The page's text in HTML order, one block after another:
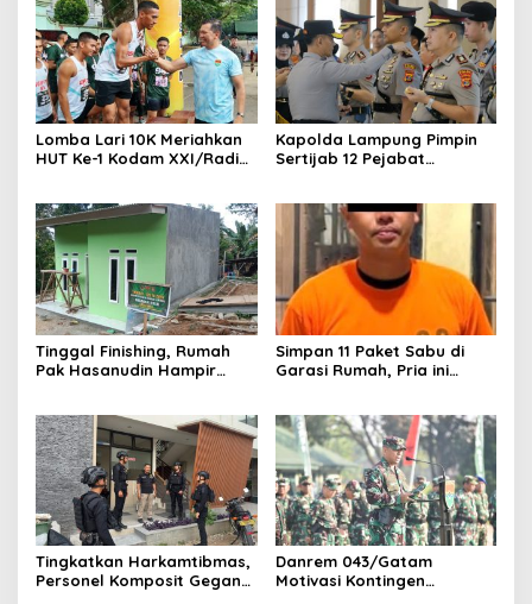
Lomba Lari 10K Meriahkan
HUT Ke-1 Kodam XXI/Radin
Kapolda Lampung Pimpin
Sertijab 12 Pejabat
Polri Presisi
Tinggal Finishing, Rumah
Pak Hasanudin Hampir
Membangun Desa)
Simpan 11 Paket Sabu di
Garasi Rumah, Pria ini
Tingkatkan Harkamtibmas,
Personel Komposit Gegana
Danrem 043/Gatam
Motivasi Kontingen